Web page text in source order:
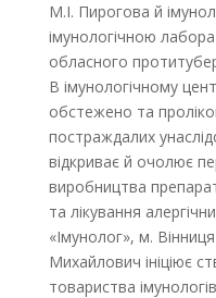
М.І. Пирогова й
імунологічною
обласного
В імуно­логічному
обстежено та
постраждалих
відкриває й очолює
виробництва
та лікування
«Імунолог», м.
Михайлович ініціює
товариства